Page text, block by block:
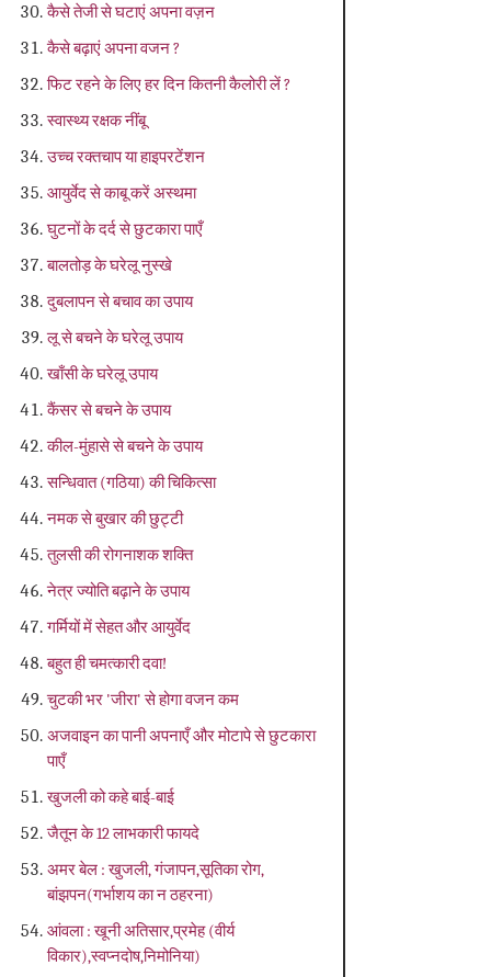
कैसे तेजी से घटाएं अपना वज़न
कैसे बढ़ाएं अपना वजन ?
फिट रहने के लिए हर दिन कितनी कैलोरी लें ?
स्वास्थ्य रक्षक नींबू
उच्‍च रक्‍तचाप या हाइपरटेंशन
आयुर्वेद से काबू करें अस्थमा
घुटनों के दर्द से छुटकारा पाएँ
बालतोड़ के घरेलू नुस्खे
दुबलापन से बचाव का उपाय
लू से बचने के घरेलू उपाय
खाँसी के घरेलू उपाय
कैंसर से बचने के उपाय
कील-मुंहासे से बचने के उपाय
सन्धिवात (गठिया) की चिकित्सा
नमक से बुखार की छुट्टी
तुलसी की रोगनाशक शक्ति
नेत्र ज्योति बढ़ाने के उपाय
गर्मियों में सेहत और आयुर्वेद
बहुत ही चमत्कारी दवा!
चुटकी भर 'जीरा' से होगा वजन कम
अजवाइन का पानी अपनाएँ और मोटापे से छुटकारा
पाएँ
खुजली को कहे बाई-बाई
जैतून के 12 लाभकारी फायदे
अमर बेल : खुजली, गंजापन,सूतिका रोग,
बांझपन(गर्भाशय का न ठहरना)
आंवला : खूनी अतिसार,प्रमेह (वीर्य
विकार),स्वप्नदोष,निमोनिया)